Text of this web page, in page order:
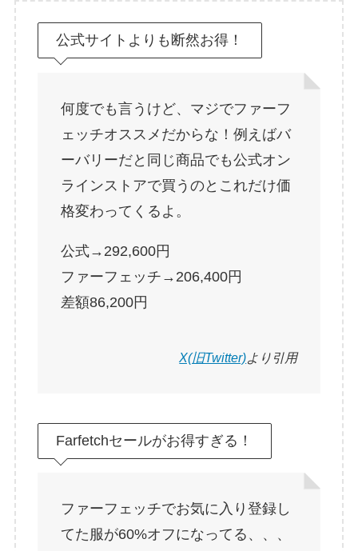
公式サイトよりも断然お得！
何度でも言うけど、マジでファーフ
ェッチオススメだからな！例えばバ
ーバリーだと同じ商品でも公式オン
ラインストアで買うのとこれだけ価
格変わってくるよ。
公式→292,600円
ファーフェッチ→206,400円
差額86,200円
X(旧Twitter)より引用
Farfetchセールがお得すぎる！
ファーフェッチでお気に入り登録し
てた服が60%オフになってる、、、